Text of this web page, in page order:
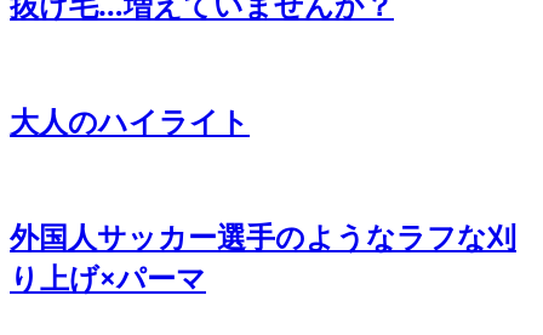
大人のハイライト
外国人サッカー選手のようなラフな刈
り上げ×パーマ